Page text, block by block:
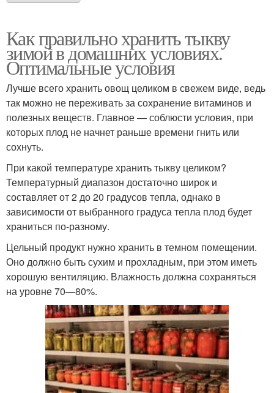
Как правильно хранить тыкву
зимой в домашних условиях.
Оптимальные условия
Лучше всего хранить овощ целиком в свежем виде, ведь
так можно не переживать за сохранение витаминов и
полезных веществ. Главное — соблюсти условия, при
которых плод не начнет раньше времени гнить или
сохнуть.
При какой температуре хранить тыкву целиком?
Температурный диапазон достаточно широк и
составляет от 2 до 20 градусов тепла, однако в
зависимости от выбранного градуса тепла плод будет
храниться по-разному.
Цельный продукт нужно хранить в темном помещении.
Оно должно быть сухим и прохладным, при этом иметь
хорошую вентиляцию. Влажность должна сохраняться
на уровне 70—80%.